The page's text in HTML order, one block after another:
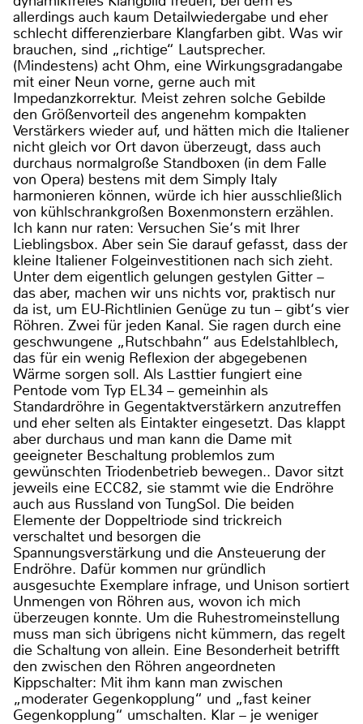
allerdings auch kaum Detailwiedergabe und eher
schlecht differenzierbare Klangfarben gibt. Was wir
brauchen, sind „richtige“ Lautsprecher.
(Mindestens) acht Ohm, eine Wirkungsgradangabe
mit einer Neun vorne, gerne auch mit
Impedanzkorrektur. Meist zehren solche Gebilde
den Größenvorteil des angenehm kompakten
Verstärkers wieder auf, und hätten mich die Italiener
nicht gleich vor Ort davon überzeugt, dass auch
durchaus normalgroße Standboxen (in dem Falle
von Opera) bestens mit dem Simply Italy
harmonieren können, würde ich hier ausschließlich
von kühlschrankgroßen Boxenmonstern erzählen.
Ich kann nur raten: Versuchen Sie‘s mit Ihrer
Lieblingsbox. Aber sein Sie darauf gefasst, dass der
kleine Italiener Folgeinvestitionen nach sich zieht.
Unter dem eigentlich gelungen gestylen Gitter –
das aber, machen wir uns nichts vor, praktisch nur
da ist, um EU-Richtlinien Genüge zu tun – gibt‘s vier
Röhren. Zwei für jeden Kanal. Sie ragen durch eine
geschwungene „Rutschbahn“ aus Edelstahlblech,
das für ein wenig Reflexion der abgegebenen
Wärme sorgen soll. Als Lasttier fungiert eine
Pentode vom Typ EL34 – gemeinhin als
Standardröhre in Gegentaktverstärkern anzutreffen
und eher selten als Eintakter eingesetzt. Das klappt
aber durchaus und man kann die Dame mit
geeigneter Beschaltung problemlos zum
gewünschten Triodenbetrieb bewegen.. Davor sitzt
jeweils eine ECC82, sie stammt wie die Endröhre
auch aus Russland von TungSol. Die beiden
Elemente der Doppeltriode sind trickreich
verschaltet und besorgen die
Spannungsverstärkung und die Ansteuerung der
Endröhre. Dafür kommen nur gründlich
ausgesuchte Exemplare infrage, und Unison sortiert
Unmengen von Röhren aus, wovon ich mich
überzeugen konnte. Um die Ruhestromeinstellung
muss man sich übrigens nicht kümmern, das regelt
die Schaltung von allein. Eine Besonderheit betrifft
den zwischen den Röhren angeordneten
Kippschalter: Mit ihm kann man zwischen
„moderater Gegenkopplung“ und „fast keiner
Gegenkopplung“ umschalten. Klar – je weniger